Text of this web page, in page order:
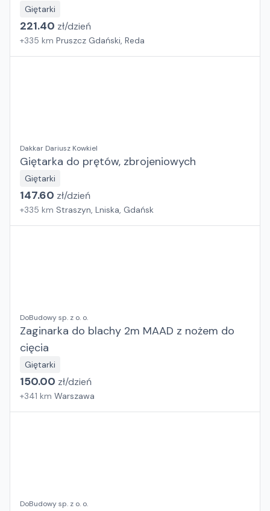
Giętarki
221.40 zł/dzień
+335 km Pruszcz Gdański, Reda
Dakkar Dariusz Kowkiel
Giętarka do prętów, zbrojeniowych
Giętarki
147.60 zł/dzień
+335 km Straszyn, Lniska, Gdańsk
DoBudowy sp. z o. o.
Zaginarka do blachy 2m MAAD z nożem do
cięcia
Giętarki
150.00 zł/dzień
+341 km Warszawa
DoBudowy sp. z o. o.